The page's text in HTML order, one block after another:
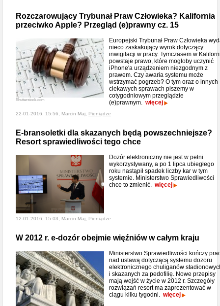
Rozczarowujący Trybunał Praw Człowieka? Kalifornia
przeciwko Apple? Przegląd (e)prawny cz. 15
Shutterstock.com
Europejski Trybunał Praw Człowieka
nieco zaskakujący wyrok dotyczący
inwigilacji w pracy. Tymczasem w
powstaje prawo, które mogłoby uczynić
iPhone'a urządzeniem niezgodnym z
prawem. Czy awaria systemu może
wstrzymać pogrzeb? O tym oraz o innych
ciekawych sprawach piszemy w
cotygodniowym przeglądzie
(e)prawnym. więcej
22-01-2016, 15:56, Marcin Maj, Pieniądze
E-bransoletki dla skazanych będą powszechniejsze?
Resort sprawiedliwości tego chce
Dozór elektroniczny nie jest w pełni
wykorzystywany, a po 1 lipca ubiegłego
roku nastąpił spadek liczby kar w tym
systemie. Ministerstwo Sprawiedliwości
chce to zmienić. więcej
12-01-2016, 15:03, Marcin Maj, Pieniądze
W 2012 r. e-dozór obejmie więźniów w całym kraju
Ministerstwo Sprawiedliwości kończy
nad ustawą dotyczącą systemu dozoru
elektronicznego chuliganów
i skazanych za pedofilię. Nowe przepisy
mają wejść w życie w 2012 r. Szczegóły
rozwiązań resort ma zaprezentować w
ciągu kilku tygodni. więcej